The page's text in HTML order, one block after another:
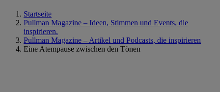
Startseite
Pullman Magazine – Ideen, Stimmen und Events, die
inspirieren.
Pullman Magazine – Artikel und Podcasts, die inspirieren
Eine Atempause zwischen den Tönen